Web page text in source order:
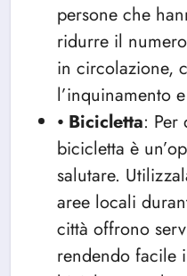
persone che
ridurre il
in circolazione,
l’inquinamento
⦁ Bicicletta: Per
bicicletta è
salutare.
aree locali
città offrono
rendendo facile